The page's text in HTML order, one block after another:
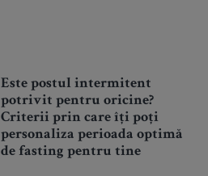
Este postul intermitent
potrivit pentru oricine?
Criterii prin care îți poți
personaliza perioada optimă
de fasting pentru tine